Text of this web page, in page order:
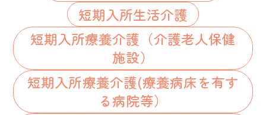
短期入所生活介護
短期入所療養介護（介護老人保健
施設）
短期入所療養介護(療養病床を有す
る病院等）